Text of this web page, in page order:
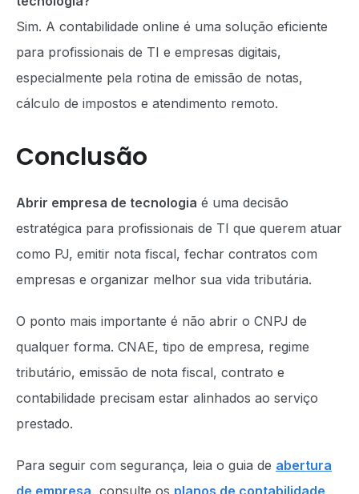
Sim. A contabilidade online é uma solução eficiente
para profissionais de TI e empresas digitais,
especialmente pela rotina de emissão de notas,
cálculo de impostos e atendimento remoto.
Conclusão
Abrir empresa de tecnologia é uma decisão
estratégica para profissionais de TI que querem atuar
como PJ, emitir nota fiscal, fechar contratos com
empresas e organizar melhor sua vida tributária.
O ponto mais importante é não abrir o CNPJ de
qualquer forma. CNAE, tipo de empresa, regime
tributário, emissão de nota fiscal, contrato e
contabilidade precisam estar alinhados ao serviço
prestado.
Para seguir com segurança, leia o guia de abertura
de empresa, consulte os planos de contabilidade